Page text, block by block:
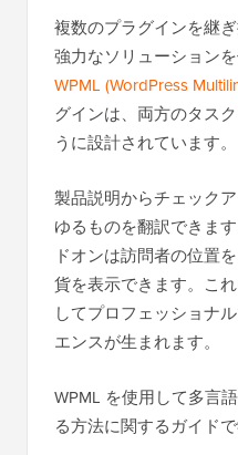
複数のプラグインを継
強力なソリューション
WPML (WordPress
グインは、両方のタス
うに設計されています。
製品説明からチェック
ゆるものを翻訳できま
ドオンは訪問者の位置
貨を表示できます。こ
してプロフェッショナ
エンスが生まれます。
WPML を使用して多言
る方法に関するガイド